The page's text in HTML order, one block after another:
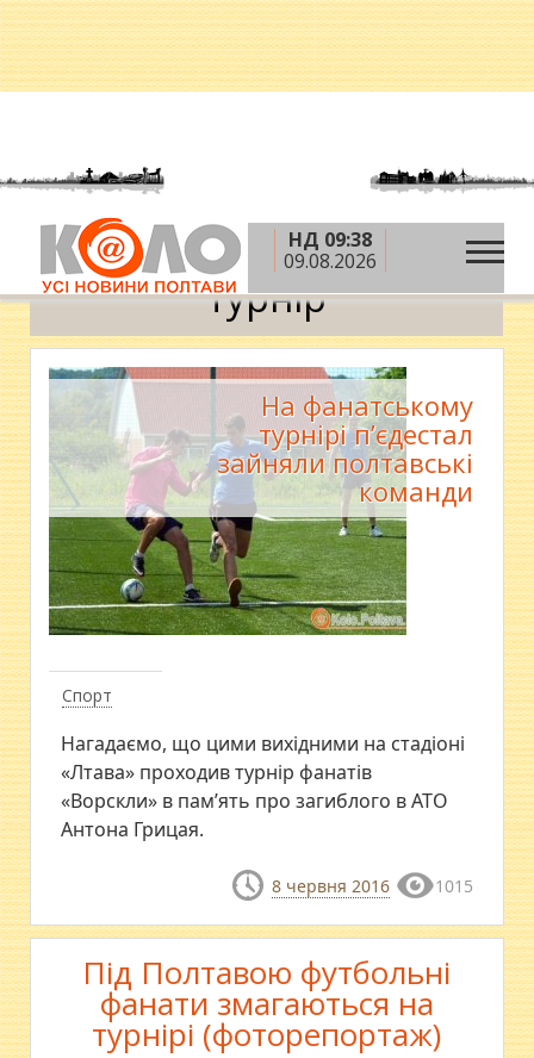
НД 09:38
09.08.2026
Головна » турнір
турнір
Спорт
На фанатському
турнірі п’єдестал
зайняли полтавські
команди
Нагадаємо, що цими вихідними на стадіоні
«Лтава» проходив турнір фанатів
«Ворскли» в пам’ять про загиблого в АТО
Антона Грицая.
8 червня 2016 1015
Під Полтавою футбольні
фанати змагаються на
турнірі (фоторепортаж)